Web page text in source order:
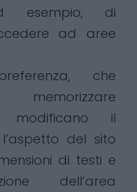
esempio, di
ad aree
che
modificano il
del sito
di testi e
dell’area